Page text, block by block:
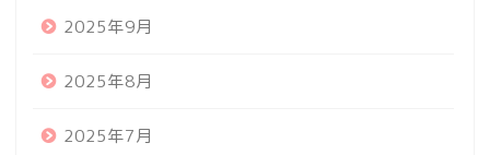
2025年9月
2025年8月
2025年7月